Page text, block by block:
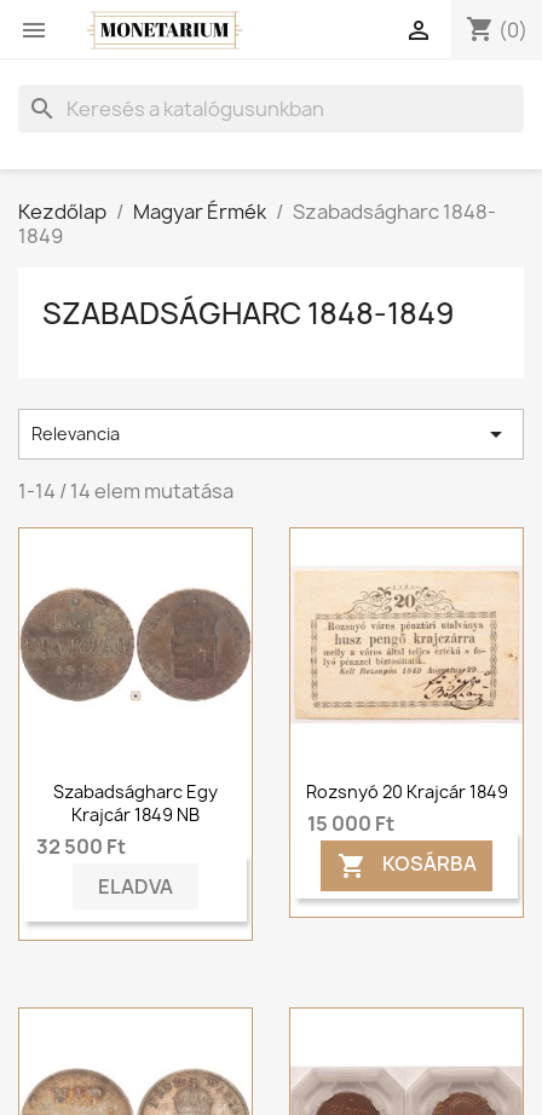
 shopping_cart (0)

search
Kezdőlap Magyar Érmék
Szabadságharc 1848-
1849
SZABADSÁGHARC 1848-1849
Relevancia 
1-14 / 14 elem mutatása
Szabadságharc Egy
Krajcár 1849 NB
32 500 Ft
ELADVA
Rozsnyó 20 Krajcár 1849
15 000 Ft
 KOSÁRBA